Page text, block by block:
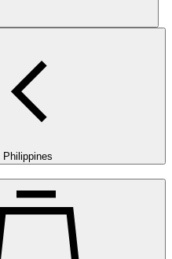
Philippines